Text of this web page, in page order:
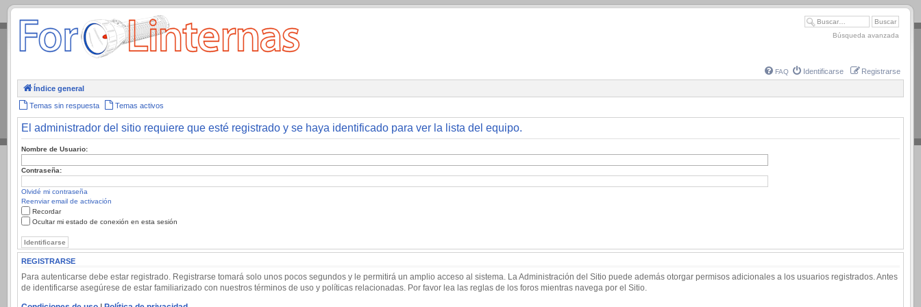
.
Búsqueda avanzada
FAQ Identificarse Registrarse
Índice general
Temas sin respuesta Temas activos
El administrador del sitio requiere que esté registrado y se haya identificado para ver la lista del equipo.
Nombre de Usuario:
Contraseña:
Olvidé mi contraseña
Reenviar email de activación
Recordar
Ocultar mi estado de conexión en esta sesión
REGISTRARSE
Para autenticarse debe estar registrado. Registrarse tomará solo unos pocos segundos y le permitirá un amplio acceso al sistema. La Administración del Sitio puede además otorgar permisos adicionales a los usuarios registrados. Antes
de identificarse asegúrese de estar familiarizado con nuestros términos de uso y políticas relacionadas. Por favor lea las reglas de los foros mientras navega por el Sitio.